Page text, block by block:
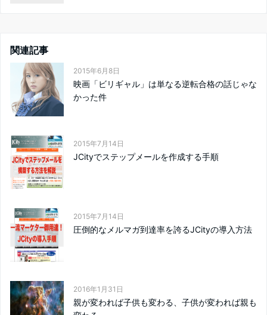
関連記事
2015年6月8日
映画「ビリギャル」は単なる逆転合格の話じゃな
かった件
2015年7月14日
JCityでステップメールを作成する手順
2015年7月14日
圧倒的なメルマガ到達率を誇るJCityの導入方法
2016年1月31日
親が変われば子供も変わる、子供が変われば親も